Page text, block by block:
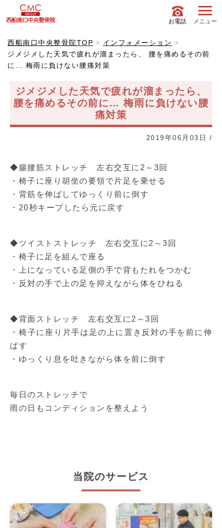
お電話 メニュー
西船南口中央整骨院TOP
インフォメーション
ジメジメした天気で疲れが溜まったら、 腰を痛めるその前
に… 梅雨に負けない腰痛対策
ジメジメした天気で疲れが溜まったら、
腰を痛めるその前に… 梅雨に負けない腰
痛対策
2019年06月03日 /
◆腸腰筋ストレッチ 左右交互に2～3回
・椅子に座り胡坐の要領で片足を乗せる
・背筋を伸ばしてゆっくり前に倒す
・20秒キープしたら元に戻す
◆ツイストストレッチ 左右交互に2～3回
・椅子に足を組んで座る
・上になっている足側の手で背もたれをつかむ
・反対の手で上の足を抑えながら体をひねる
◆背面ストレッチ 左右交互に2～3回
・椅子に座り片手は足の上に置き反対の手を前に伸
ばす
・ゆっくり息を吐きながら体を前に倒す
毎日のストレッチで
雨の日もコンディションを整えよう
当院のサービス